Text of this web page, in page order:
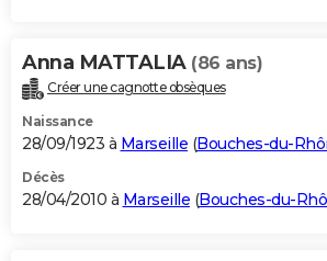
Anna MATTALIA (86 ans)
Créer une cagnotte obsèques
Naissance
28/09/1923 à Marseille (Bouches-du-
Décès
28/04/2010 à Marseille (Bouches-du-